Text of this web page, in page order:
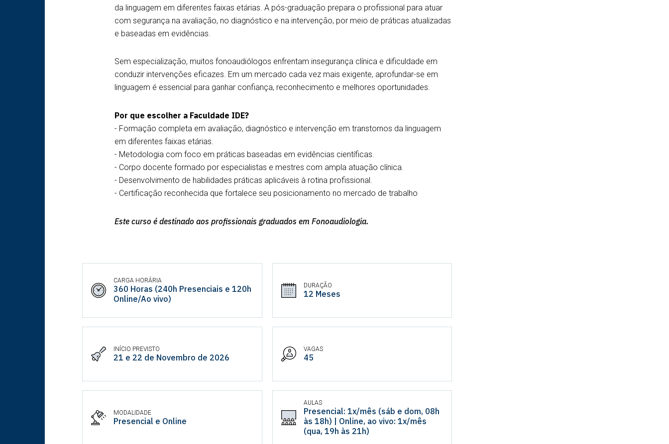
da linguagem em diferentes faixas etárias. A pós-graduação prepara o profissional para atuar
com segurança na avaliação, no diagnóstico e na intervenção, por meio de práticas atualizadas
e baseadas em evidências.
Sem especialização, muitos fonoaudiólogos enfrentam insegurança clínica e dificuldade em
conduzir intervenções eficazes. Em um mercado cada vez mais exigente, aprofundar-se em
linguagem é essencial para ganhar confiança, reconhecimento e melhores oportunidades.
Por que escolher a Faculdade IDE?
- Formação completa em avaliação, diagnóstico e intervenção em transtornos da linguagem
em diferentes faixas etárias.
- Metodologia com foco em práticas baseadas em evidências científicas.
- Corpo docente formado por especialistas e mestres com ampla atuação clínica.
- Desenvolvimento de habilidades práticas aplicáveis à rotina profissional.
- Certificação reconhecida que fortalece seu posicionamento no mercado de trabalho
Este curso é destinado aos profissionais graduados em Fonoaudiologia.
CARGA HORÁRIA
360 Horas (240h Presenciais e 120h
Online/Ao vivo)
DURAÇÃO
12 Meses
INÍCIO PREVISTO
21 e 22 de Novembro de 2026
VAGAS
45
MODALIDADE
Presencial e Online
AULAS
Presencial: 1x/mês (sáb e dom, 08h
às 18h) | Online, ao vivo: 1x/mês
(qua, 19h às 21h)